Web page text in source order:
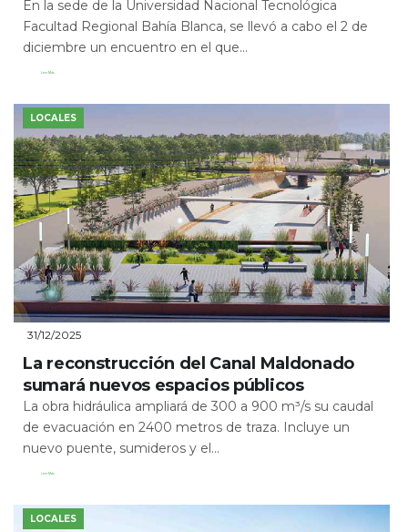
En la sede de la Universidad Nacional Tecnológica
Facultad Regional Bahía Blanca, se llevó a cabo el 2 de
diciembre un encuentro en el que...
Leer Más
LOCALES
31/12/2025
La reconstrucción del Canal Maldonado
sumará nuevos espacios públicos
La obra hidráulica ampliará de 300 a 900 m³/s su caudal
de evacuación en 2400 metros de traza. Incluye un
nuevo puente, sumideros y el...
Leer Más
LOCALES